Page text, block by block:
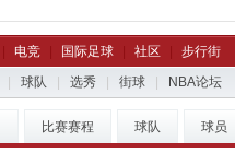
电竞 国际足球 社区
步行街
球队 选秀 街球 NBA论坛
比赛赛程 球队 球员